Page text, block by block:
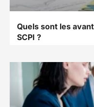
Quels sont les
SCPI ?